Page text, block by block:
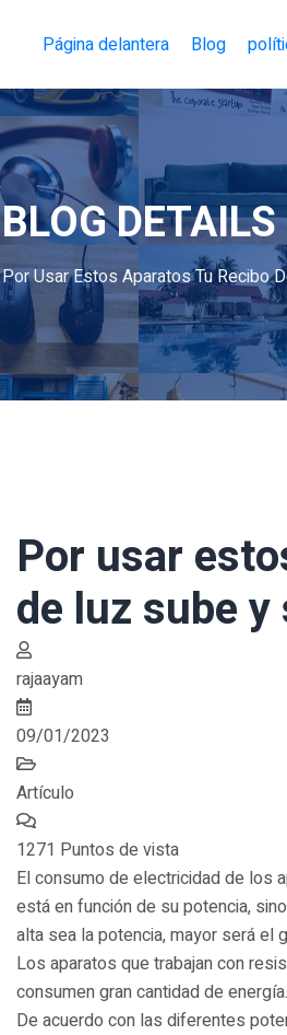
Página delantera Blog
BLOG DETAILS
Por Usar Estos Aparatos Tu Recibo
Por usar
de luz sube y
rajaayam
09/01/2023
Artículo
1271 Puntos de vista
El consumo de electricidad de los
está en función de su potencia,
alta sea la potencia, mayor será el
Los aparatos que trabajan con
consumen gran cantidad de
De acuerdo con las diferentes